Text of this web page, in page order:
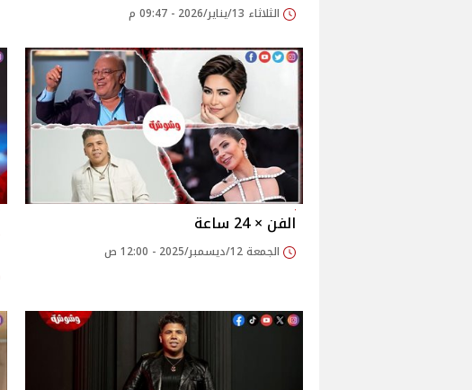
الثلاثاء 13/يناير/2026 - 09:47 م
الفن × 24 ساعة
الجمعة 12/ديسمبر/2025 - 12:00 ص